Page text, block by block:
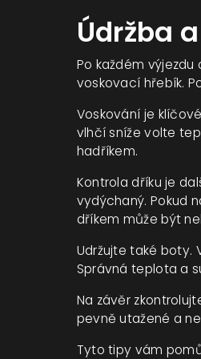
Údržba
Po každém
voskovací hřebík.
Voskování je
vlhčí sníže volte
hadříkem.
Kontrola dříku je
vydýchaný. Pokud
dříkem může být
Udržujte také
Správná teplota a
Na závěr
pevně utažené a
Tyto tipy vám